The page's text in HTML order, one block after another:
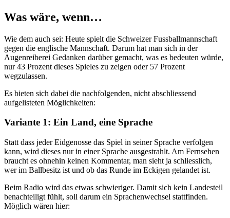
Was wäre, wenn…
Wie dem auch sei: Heute spielt die Schweizer Fussballmannschaft
gegen die englische Mannschaft. Darum hat man sich in der
Augenreiberei Gedanken darüber gemacht, was es bedeuten würde,
nur 43 Prozent dieses Spieles zu zeigen oder 57 Prozent
wegzulassen.
Es bieten sich dabei die nachfolgenden, nicht abschliessend
aufgelisteten Möglichkeiten:
Variante 1: Ein Land, eine Sprache
Statt dass jeder Eidgenosse das Spiel in seiner Sprache verfolgen
kann, wird dieses nur in einer Sprache ausgestrahlt. Am Fernsehen
braucht es ohnehin keinen Kommentar, man sieht ja schliesslich,
wer im Ballbesitz ist und ob das Runde im Eckigen gelandet ist.
Beim Radio wird das etwas schwieriger. Damit sich kein Landesteil
benachteiligt fühlt, soll darum ein Sprachenwechsel stattfinden.
Möglich wären hier: